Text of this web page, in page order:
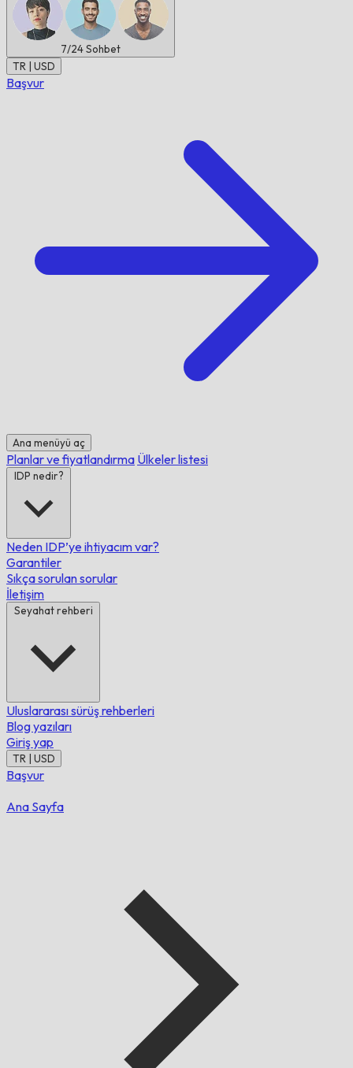
7/24Sohbet
TR | USD
Başvur
Ana menüyü aç
Planlar ve fiyatlandırma Ülkeler listesi
IDP nedir?
Neden IDP’ye ihtiyacım var?
Garantiler
Sıkça sorulan sorular
İletişim
Seyahat rehberi
Uluslararası sürüş rehberleri
Blog yazıları
Giriş yap
TR | USD
Başvur
Ana Sayfa